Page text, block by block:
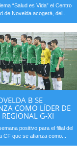
“Salud es Vida” el Centro
de Novelda acogerá, del...
B SE
COMO LÍDER DE
REGIONAL G-XI
positivo para el filial del
CF que se afianza como...